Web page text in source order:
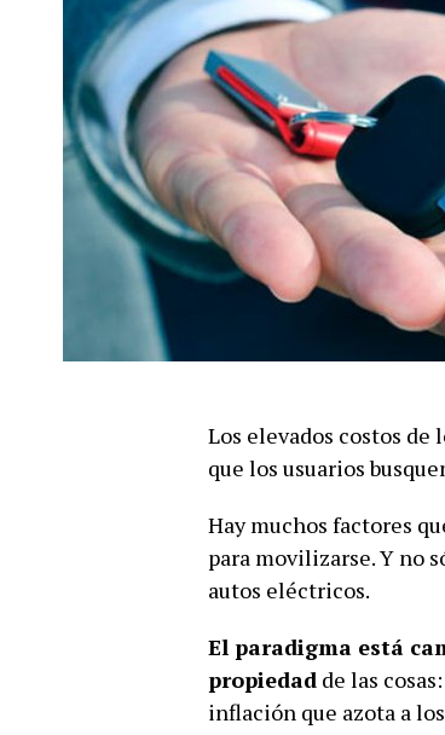
Los elevados costos
que los usuarios
Hay muchos factores
para movilizarse. Y no
autos eléctricos.
El paradigma está
propiedad de las
inflación que azota a